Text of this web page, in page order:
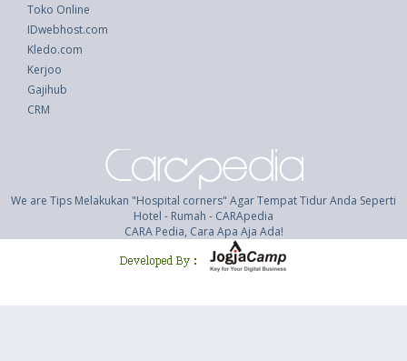
Toko Online
IDwebhost.com
Kledo.com
Kerjoo
Gajihub
CRM
We are Tips Melakukan "Hospital corners" Agar Tempat Tidur Anda Seperti
Hotel - Rumah - CARApedia
CARA Pedia, Cara Apa Aja Ada!